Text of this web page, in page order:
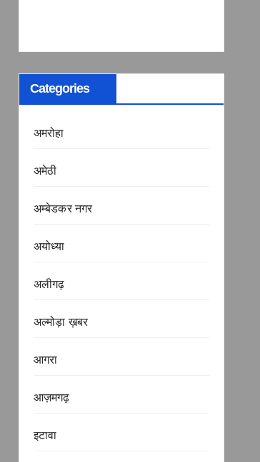
Categories
अमरोहा
अमेठी
अम्बेडकर नगर
अयोध्या
अलीगढ़
अल्मोड़ा ख़बर
आगरा
आज़मगढ़
इटावा